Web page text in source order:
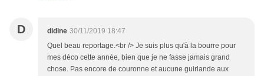
D didine 30/11/2019 18:47
Quel beau reportage.<br /> Je suis plus qu'à la bourre pour
mes déco cette année, bien que je ne fasse jamais grand
chose. Pas encore de couronne et aucune guirlande aux